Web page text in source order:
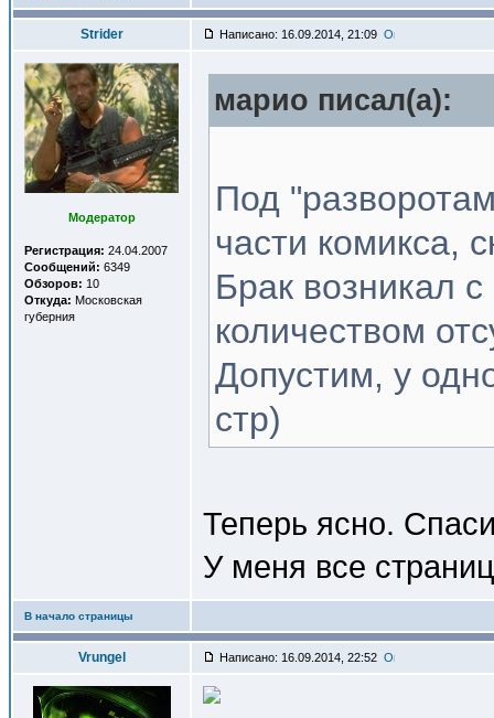
Strider Написано: 16.09.2014, 21:09
Модератор
Регистрация: 24.04.2007
Сообщений: 6349
Обзоров: 10
Откуда: Московская
губерния
марио писал(a):
Под
части комикса,
Брак возникал
количеством
Допустим, у
стр)
Теперь ясно.
У меня все
В начало страницы
Vrungel Написано: 16.09.2014, 22:52